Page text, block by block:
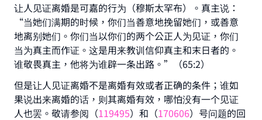
让人见证离婚是可嘉的行为（穆斯太罕布）。真主说：
“当她们满期的时候，你们当善意地挽留她们，或善意
地离别她们。你们当以你们的两个公正人为见证，你们
当为真主而作证。这是用来教训信仰真主和末日者的。
谁敬畏真主，他将为谁辟一条出路。”（65:2）
但是让人见证离婚不是离婚有效或者正确的条件；谁如
果说出来离婚的话，则其离婚有效，哪怕没有一个见证
人也罢。敬请参阅（119495）和（170606）号问题的回